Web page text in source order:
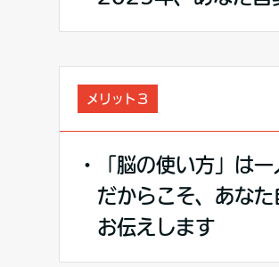
メリット３
・「脳の使い方」は
だからこそ、あな
お伝えします